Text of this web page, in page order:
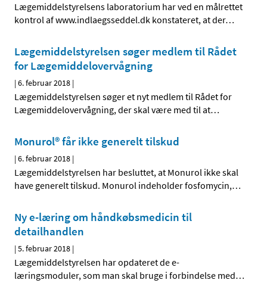
Lægemiddelstyrelsens laboratorium har ved en målrettet
kontrol af www.indlaegsseddel.dk konstateret, at der…
Lægemiddelstyrelsen søger medlem til Rådet
for Lægemiddelovervågning
|6. februar 2018 |
Lægemiddelstyrelsen søger et nyt medlem til Rådet for
Lægemiddelovervågning, der skal være med til at…
Monurol® får ikke generelt tilskud
|6. februar 2018 |
Lægemiddelstyrelsen har besluttet, at Monurol ikke skal
have generelt tilskud. Monurol indeholder fosfomycin,…
Ny e-læring om håndkøbsmedicin til
detailhandlen
|5. februar 2018 |
Lægemiddelstyrelsen har opdateret de e-
læringsmoduler, som man skal bruge i forbindelse med…